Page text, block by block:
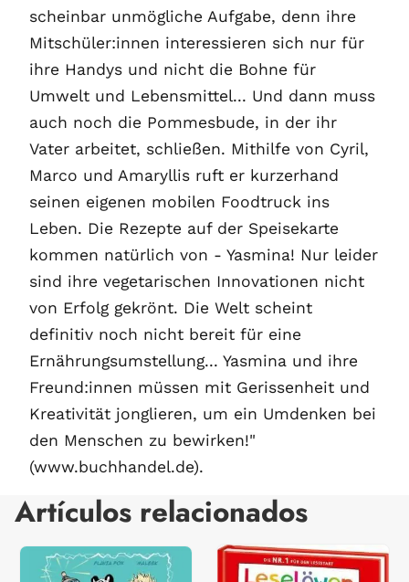
scheinbar unmögliche Aufgabe, denn ihre
Mitschüler:innen interessieren sich nur für
ihre Handys und nicht die Bohne für
Umwelt und Lebensmittel... Und dann muss
auch noch die Pommesbude, in der ihr
Vater arbeitet, schließen. Mithilfe von Cyril,
Marco und Amaryllis ruft er kurzerhand
seinen eigenen mobilen Foodtruck ins
Leben. Die Rezepte auf der Speisekarte
kommen natürlich von - Yasmina! Nur leider
sind ihre vegetarischen Innovationen nicht
von Erfolg gekrönt. Die Welt scheint
definitiv noch nicht bereit für eine
Ernährungsumstellung... Yasmina und ihre
Freund:innen müssen mit Gerissenheit und
Kreativität jonglieren, um ein Umdenken bei
den Menschen zu bewirken!"
(www.buchhandel.de).
Artículos relacionados